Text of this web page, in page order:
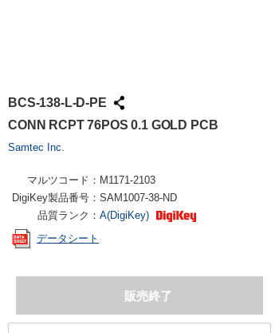
BCS-138-L-D-PE
CONN RCPT 76POS 0.1 GOLD PCB
Samtec Inc.
マルツコード： M1171-2103
DigiKey製品番号： SAM1007-38-ND
品質ランク： A(DigiKey)
データシート